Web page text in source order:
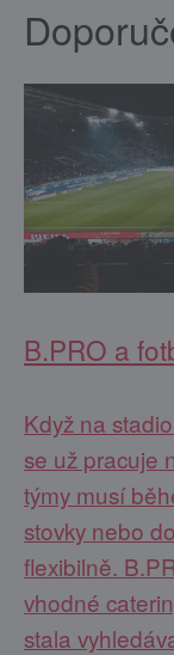
B.PRO a
Když na
se už pracuje
týmy musí
stovky nebo
flexibilně.
vhodné
stala